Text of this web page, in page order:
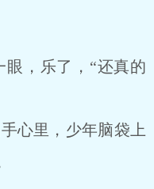
，乐了，“还真的
里，少年脑袋上